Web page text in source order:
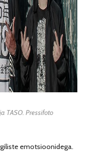
TASO. Pressifoto
emotsioonidega.